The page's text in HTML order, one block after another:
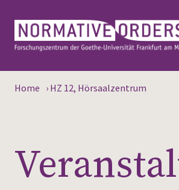
Home › HZ 12, Hörsaalzentrum